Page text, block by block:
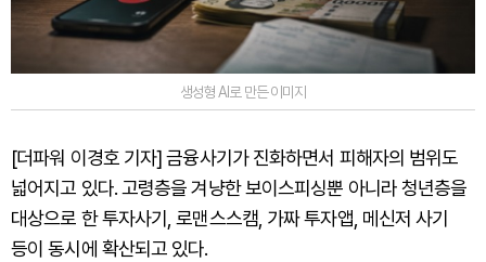
생성형 AI로 만든 이미지
[더파워 이경호 기자] 금융사기가 진화하면서 피해자의 범위도
넓어지고 있다. 고령층을 겨냥한 보이스피싱뿐 아니라 청년층을
대상으로 한 투자사기, 로맨스스캠, 가짜 투자앱, 메신저 사기
등이 동시에 확산되고 있다.